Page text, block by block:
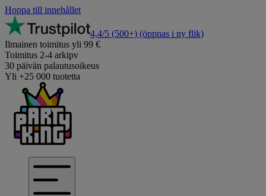
Hoppa till innehållet
4,4/5 (500+) (öppnas i ny flik)
Ilmainen toimitus yli 99 €
Toimitus 2-4 arkipv
30 päivän palautusoikeus
Yli +25 000 tuotetta